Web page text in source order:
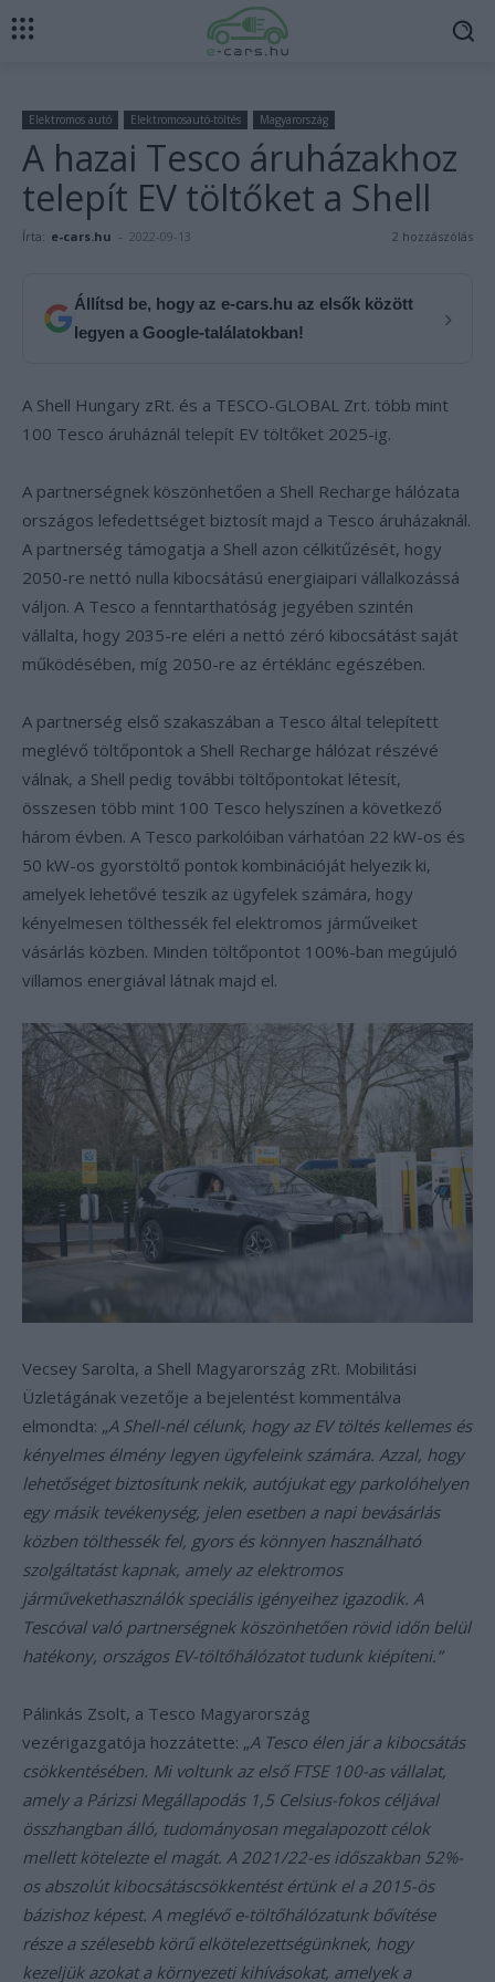
Elektromos autó Elektromosautó-töltés Magyarország
A hazai Tesco áruházakhoz
telepít EV töltőket a Shell
Írta: e-cars.hu - 2022-09-13 2 hozzászólás
Állítsd be, hogy az e-cars.hu az elsők között
legyen a Google-találatokban!
›
A Shell Hungary zRt. és a TESCO-GLOBAL Zrt. több mint
100 Tesco áruháznál telepít EV töltőket 2025-ig.
A partnerségnek köszönhetően a Shell Recharge hálózata
országos lefedettséget biztosít majd a Tesco áruházaknál.
A partnerség támogatja a Shell azon célkitűzését, hogy
2050-re nettó nulla kibocsátású energiaipari vállalkozássá
váljon. A Tesco a fenntarthatóság jegyében szintén
vállalta, hogy 2035-re eléri a nettó zéró kibocsátást saját
működésében, míg 2050-re az értéklánc egészében.
A partnerség első szakaszában a Tesco által telepített
meglévő töltőpontok a Shell Recharge hálózat részévé
válnak, a Shell pedig további töltőpontokat létesít,
összesen több mint 100 Tesco helyszínen a következő
három évben. A Tesco parkolóiban várhatóan 22 kW-os és
50 kW-os gyorstöltő pontok kombinációját helyezik ki,
amelyek lehetővé teszik az ügyfelek számára, hogy
kényelmesen tölthessék fel elektromos járműveiket
vásárlás közben. Minden töltőpontot 100%-ban megújuló
villamos energiával látnak majd el.
Vecsey Sarolta, a Shell Magyarország zRt. Mobilitási
Üzletágának vezetője a bejelentést kommentálva
elmondta: „A Shell-nél célunk, hogy az EV töltés kellemes és
kényelmes élmény legyen ügyfeleink számára. Azzal, hogy
lehetőséget biztosítunk nekik, autójukat egy parkolóhelyen
egy másik tevékenység, jelen esetben a napi bevásárlás
közben tölthessék fel, gyors és könnyen használható
szolgáltatást kapnak, amely az elektromos
járművekethasználók speciális igényeihez igazodik. A
Tescóval való partnerségnek köszönhetően rövid időn belül
hatékony, országos EV-töltőhálózatot tudunk kiépíteni.”
Pálinkás Zsolt, a Tesco Magyarország
vezérigazgatója hozzátette: „A Tesco élen jár a kibocsátás
csökkentésében. Mi voltunk az első FTSE 100-as vállalat,
amely a Párizsi Megállapodás 1,5 Celsius-fokos céljával
összhangban álló, tudományosan megalapozott célok
mellett kötelezte el magát. A 2021/22-es időszakban 52%-
os abszolút kibocsátáscsökkentést értünk el a 2015-ös
bázishoz képest. A meglévő e-töltőhálózatunk bővítése
része a szélesebb körű elkötelezettségünknek, hogy
kezeljük azokat a környezeti kihívásokat, amelyek a